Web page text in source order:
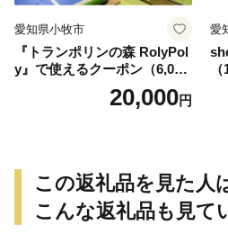
愛知県小牧市
『トランポリンの森 RolyPol
y』で使えるクーポン（6,000
20,000円
愛
この返礼品を見た人
こんな返礼品も見て